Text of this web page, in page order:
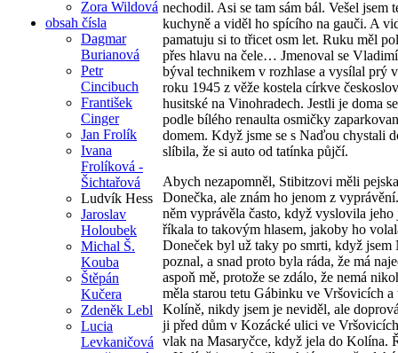
Zora Wildová
obsah čísla
Dagmar
Burianová
Petr
Cincibuch
František
Cinger
Jan Frolík
Ivana
Frolíková -
Šichtařová
Ludvík Hess
Jaroslav
Holoubek
Michal Š.
Kouba
Štěpán
Kučera
Zdeněk Lebl
Lucia
Levkaničová
nechodil. Asi se tam sám bál. Vešel jsem
kuchyně a viděl ho spícího na gauči. A
pamatuju si to třicet osm let. Ruku měl
přes hlavu na čele… Jmenoval se
býval technikem v rozhlase a vysílal prý
roku 1945 z věže kostela církve
husitské na Vinohradech. Jestli je doma
podle bílého renaulta osmičky
domem. Když jsme se s Naďou chystali
slíbila, že si auto od tatínka půjčí.
Abych nezapomněl, Stibitzovi měli pejska
Donečka, ale znám ho jenom z
něm vyprávěla často, když vyslovila jeho
říkala to takovým hlasem, jakoby ho
Doneček byl už taky po smrti, když jsem
poznal, a snad proto byla ráda, že má
aspoň mě, protože se zdálo, že nemá
měla starou tetu Gábinku ve Vršovicích a
Kolíně, nikdy jsem je neviděl, ale
ji před dům v Kozácké ulici ve
vlak na Masaryčce, když jela do Kolína.